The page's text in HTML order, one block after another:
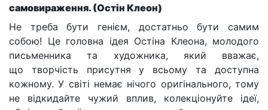
самовираження. (Остін Клеон)
Не треба бути генієм, достатньо бути самим
собою! Це головна ідея Остіна Клеона, молодого
письменника та художника, який вважає,
що творчість присутня у всьому та доступна
кожному. У світі немає нічого оригінального, тому
не відкидайте чужий вплив, колекціонуйте ідеї,